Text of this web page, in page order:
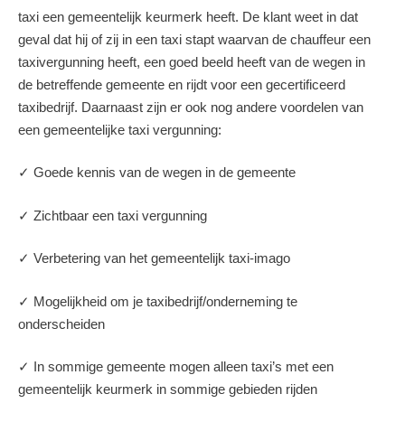
taxi een gemeentelijk keurmerk heeft. De klant weet in dat
geval dat hij of zij in een taxi stapt waarvan de chauffeur een
taxivergunning heeft, een goed beeld heeft van de wegen in
de betreffende gemeente en rijdt voor een gecertificeerd
taxibedrijf. Daarnaast zijn er ook nog andere voordelen van
een gemeentelijke taxi vergunning:
✓ Goede kennis van de wegen in de gemeente
✓ Zichtbaar een taxi vergunning
✓ Verbetering van het gemeentelijk taxi-imago
✓ Mogelijkheid om je taxibedrijf/onderneming te
onderscheiden
✓ In sommige gemeente mogen alleen taxi’s met een
gemeentelijk keurmerk in sommige gebieden rijden